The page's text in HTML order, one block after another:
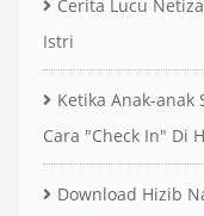
Cerita Lucu
Istri
Ketika Anak-anak
Cara "Check In" Di
Download Hizib